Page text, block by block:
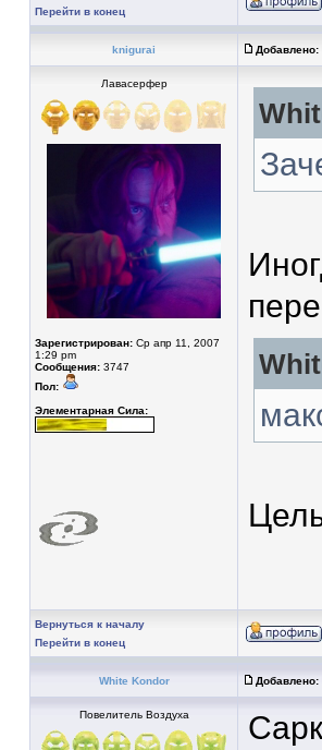
Перейти в конец
knigurai Добавлено:
Лавасерфер
Зарегистрирован: Ср апр 11, 2007
1:29 pm
Сообщения: 3747
Пол:
Элементарная Сила:
Вернуться к началу
Перейти в конец
White Kondor Добавлено:
Повелитель Воздуха